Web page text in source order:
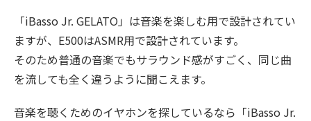
「iBasso Jr. GELATO」は音楽を楽しむ用で設計されてい
ますが、E500はASMR用で設計されています。
そのため普通の音楽でもサラウンド感がすごく、同じ曲
を流しても全く違うように聞こえます。
音楽を聴くためのイヤホンを探しているなら「iBasso Jr.